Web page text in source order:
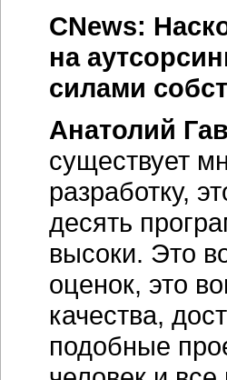
CNews:
на
силами
Анатолий
существует
разработку,
десять
высоки. Это
оценок, это
качества,
подобные